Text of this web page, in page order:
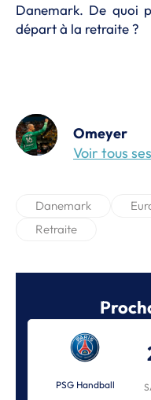
Danemark. De quoi
départ à la retraite ?
Omeyer
Voir tous
Danemark
Retraite
PSG Handball